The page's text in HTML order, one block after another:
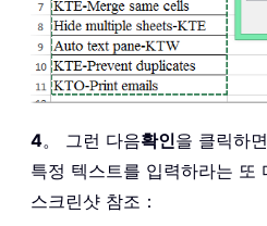
4。 그런 다음확인을 클릭하
특정 텍스트를 입력하라는 또
스크린샷 참조：